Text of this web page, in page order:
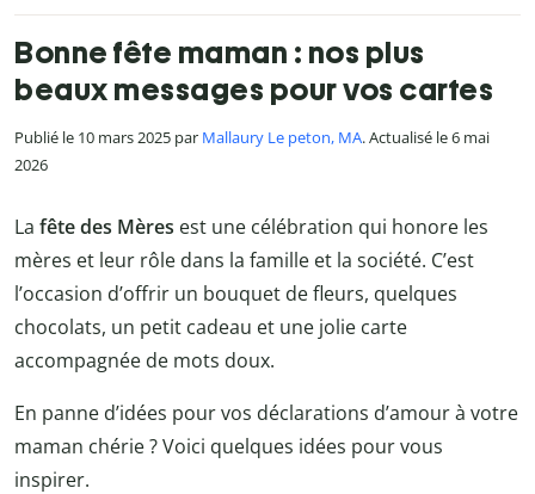
Bonne fête maman : nos plus
beaux messages pour vos cartes
Publié le 10 mars 2025 par Mallaury Le peton, MA. Actualisé le 6 mai
2026
La fête des Mères est une célébration qui honore les
mères et leur rôle dans la famille et la société. C’est
l’occasion d’offrir un bouquet de fleurs, quelques
chocolats, un petit cadeau et une jolie carte
accompagnée de mots doux.
En panne d’idées pour vos déclarations d’amour à votre
maman chérie ? Voici quelques idées pour vous
inspirer.